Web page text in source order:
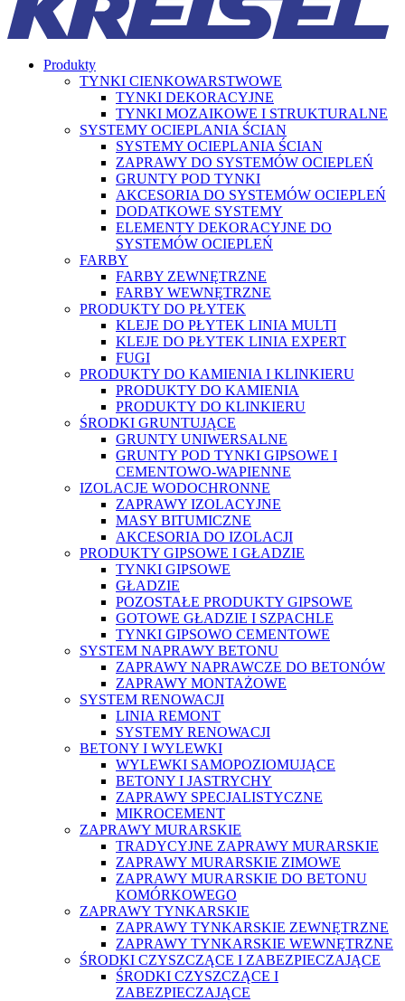
Produkty
TYNKI CIENKOWARSTWOWE
TYNKI DEKORACYJNE
TYNKI MOZAIKOWE I STRUKTURALNE
SYSTEMY OCIEPLANIA ŚCIAN
SYSTEMY OCIEPLANIA ŚCIAN
ZAPRAWY DO SYSTEMÓW OCIEPLEŃ
GRUNTY POD TYNKI
AKCESORIA DO SYSTEMÓW OCIEPLEŃ
DODATKOWE SYSTEMY
ELEMENTY DEKORACYJNE DO
SYSTEMÓW OCIEPLEŃ
FARBY
FARBY ZEWNĘTRZNE
FARBY WEWNĘTRZNE
PRODUKTY DO PŁYTEK
KLEJE DO PŁYTEK LINIA MULTI
KLEJE DO PŁYTEK LINIA EXPERT
FUGI
PRODUKTY DO KAMIENIA I KLINKIERU
PRODUKTY DO KAMIENIA
PRODUKTY DO KLINKIERU
ŚRODKI GRUNTUJĄCE
GRUNTY UNIWERSALNE
GRUNTY POD TYNKI GIPSOWE I
CEMENTOWO-WAPIENNE
IZOLACJE WODOCHRONNE
ZAPRAWY IZOLACYJNE
MASY BITUMICZNE
AKCESORIA DO IZOLACJI
PRODUKTY GIPSOWE I GŁADZIE
TYNKI GIPSOWE
GŁADZIE
POZOSTAŁE PRODUKTY GIPSOWE
GOTOWE GŁADZIE I SZPACHLE
TYNKI GIPSOWO CEMENTOWE
SYSTEM NAPRAWY BETONU
ZAPRAWY NAPRAWCZE DO BETONÓW
ZAPRAWY MONTAŻOWE
SYSTEM RENOWACJI
LINIA REMONT
SYSTEMY RENOWACJI
BETONY I WYLEWKI
WYLEWKI SAMOPOZIOMUJĄCE
BETONY I JASTRYCHY
ZAPRAWY SPECJALISTYCZNE
MIKROCEMENT
ZAPRAWY MURARSKIE
TRADYCYJNE ZAPRAWY MURARSKIE
ZAPRAWY MURARSKIE ZIMOWE
ZAPRAWY MURARSKIE DO BETONU
KOMÓRKOWEGO
ZAPRAWY TYNKARSKIE
ZAPRAWY TYNKARSKIE ZEWNĘTRZNE
ZAPRAWY TYNKARSKIE WEWNĘTRZNE
ŚRODKI CZYSZCZĄCE I ZABEZPIECZAJĄCE
ŚRODKI CZYSZCZĄCE I
ZABEZPIECZAJĄCE